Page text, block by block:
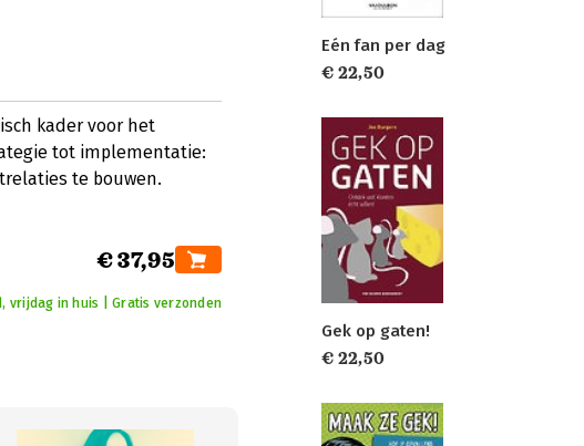
kader voor het
tot implementatie:
te bouwen.
€ 37,95
vrijdag in huis | Gratis verzonden
Eén fan per dag
€ 22,50
Gek op gaten!
€ 22,50